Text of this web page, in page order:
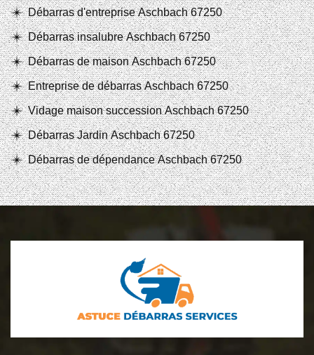
Débarras d'entreprise Aschbach 67250
Débarras insalubre Aschbach 67250
Débarras de maison Aschbach 67250
Entreprise de débarras Aschbach 67250
Vidage maison succession Aschbach 67250
Débarras Jardin Aschbach 67250
Débarras de dépendance Aschbach 67250